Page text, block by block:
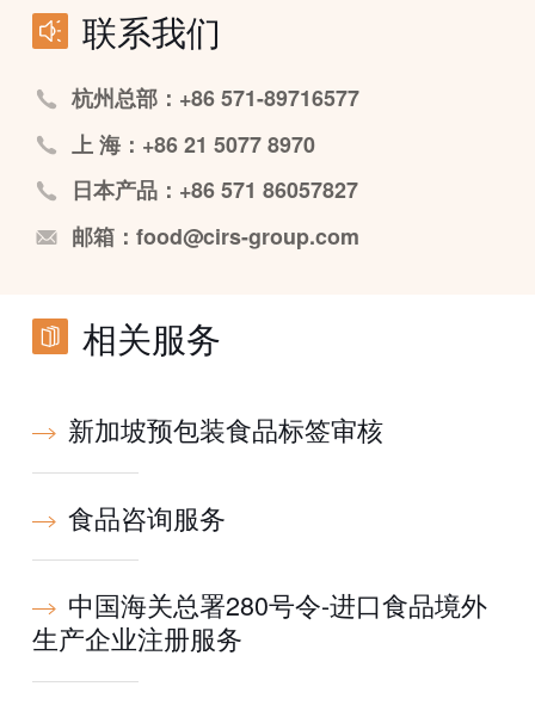
联系我们
杭州总部：+86 571-89716577
上 海：+86 21 5077 8970
日本产品：+86 571 86057827
邮箱：food@cirs-group.com
相关服务
新加坡预包装食品标签审核
食品咨询服务
中国海关总署280号令-进口食品境外
生产企业注册服务